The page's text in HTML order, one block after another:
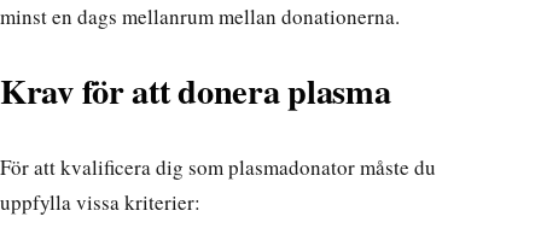
minst en dags mellanrum mellan donationerna.
Krav för att donera plasma
För att kvalificera dig som plasmadonator måste du
uppfylla vissa kriterier: